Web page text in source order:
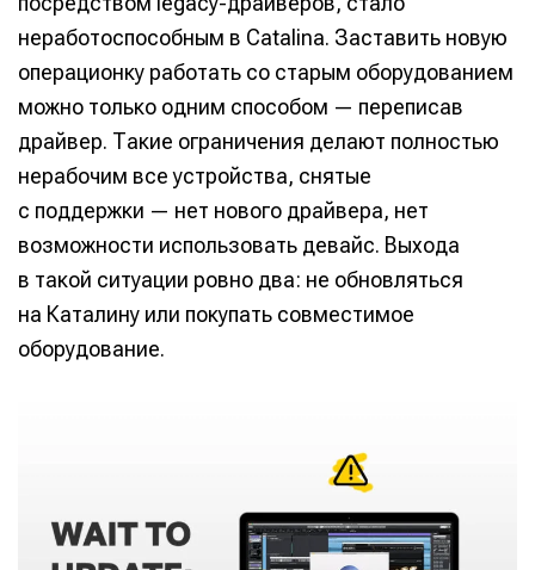
неработоспособным в Catalina. Заставить новую
операционку работать со старым оборудованием
можно только одним способом — переписав
драйвер. Такие ограничения делают полностью
нерабочим все устройства, снятые
с поддержки — нет нового драйвера, нет
возможности использовать девайс. Выхода
в такой ситуации ровно два: не обновляться
на Каталину или покупать совместимое
оборудование.